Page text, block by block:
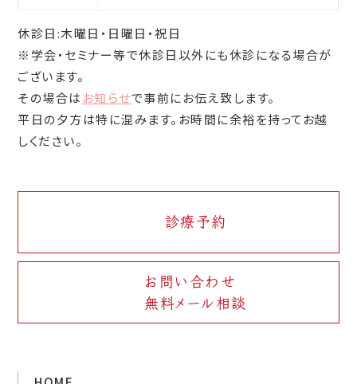
休診日:木曜日・日曜日・祝日
※学会・セミナー等で休診日以外にも休診になる場合が
ございます。
その場合は お知らせで事前にお伝え致します。
平日の夕方は特に混みます。お時間に余裕を持ってお越
しください。
診療予約
お問い合わせ
無料メール相談